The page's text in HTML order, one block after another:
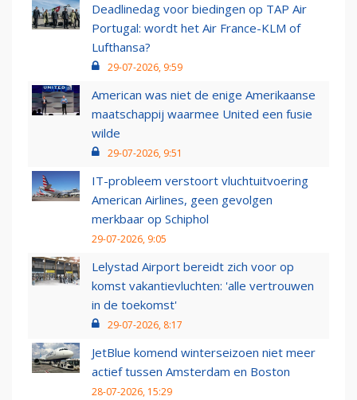
Deadlinedag voor biedingen op TAP Air
Portugal: wordt het Air France-KLM of
Lufthansa?
29-07-2026, 9:59
American was niet de enige Amerikaanse
maatschappij waarmee United een fusie
wilde
29-07-2026, 9:51
IT-probleem verstoort vluchtuitvoering
American Airlines, geen gevolgen
merkbaar op Schiphol
29-07-2026, 9:05
Lelystad Airport bereidt zich voor op
komst vakantievluchten: 'alle vertrouwen
in de toekomst'
29-07-2026, 8:17
JetBlue komend winterseizoen niet meer
actief tussen Amsterdam en Boston
28-07-2026, 15:29